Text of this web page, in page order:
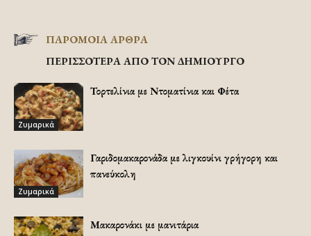
ΠΑΡΟΜΟΙΑ ΑΡΘΡΑ
ΠΕΡΙΣΣΟΤΕΡΑ ΑΠΟ ΤΟΝ ΔΗΜΙΟΥΡΓΟ
Ζυμαρικά
Τορτελίνια με Ντοματίνια και Φέτα
Ζυμαρικά
Γαριδομακαρονάδα με λιγκουίνι γρήγορη και
πανεύκολη
Μακαρονάκι με μανιτάρια